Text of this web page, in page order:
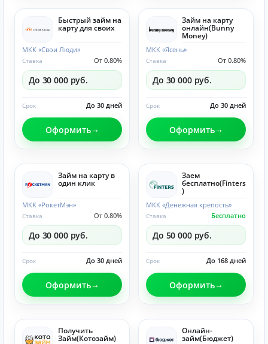
Быстрый займ на
карту для своих
МКК «Свои Люди»
От 0.80%
Ставка
До 30 000 руб.
До 30 дней
Срок
Оформить
Займ на карту
онлайн(Bunny
Money)
МКК «Ясень»
От 0.80%
Ставка
До 30 000 руб.
До 30 дней
Срок
Оформить
Займ на карту в
один клик
МКК «РокетМэн»
От 0.80%
Ставка
До 30 000 руб.
До 30 дней
Срок
Оформить
Заем
бесплатно(Finters
)
МКК «Денежная крепость»
Бесплатно
Ставка
До 50 000 руб.
До 168 дней
Срок
Оформить
Получить
Займ(Котозайм)
Онлайн-
займ(Бюджет)